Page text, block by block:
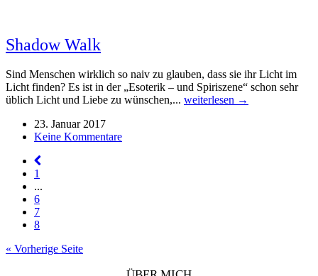
Shadow Walk
Sind Menschen wirklich so naiv zu glauben, dass sie ihr Licht im
Licht finden? Es ist in der „Esoterik – und Spiriszene“ schon sehr
üblich Licht und Liebe zu wünschen,... weiterlesen →
23. Januar 2017
Keine Kommentare
1
...
6
7
8
« Vorherige Seite